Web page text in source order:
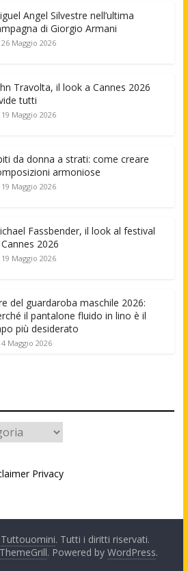
Angel Silvestre nell’ultima
di Giorgio Armani
26 Maggio 2026
Travolta, il look a Cannes 2026
tutti
19 Maggio 2026
da donna a strati: come creare
armoniose
19 Maggio 2026
Fassbender, il look al festival
2026
19 Maggio 2026
del guardaroba maschile 2026:
il pantalone fluido in lino è il
più desiderato
4 Maggio 2026
Privacy
Tuttouomini. Tutti i diritti riservati.
ThemeGrill. Powered by WordPress.